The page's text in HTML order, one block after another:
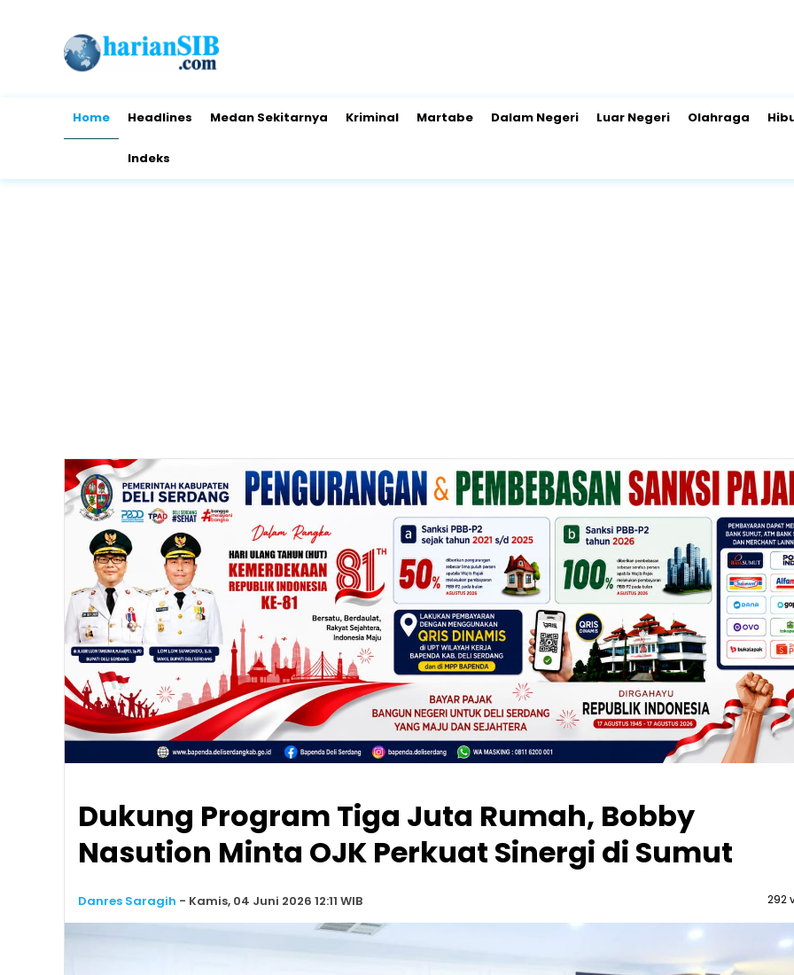
Home Headlines Medan Sekitarnya Kriminal Martabe Dalam Negeri Luar Negeri Olahraga
Indeks
Dukung Program Tiga Juta Rumah, Bobby
Nasution Minta OJK Perkuat Sinergi di Sumut
Danres Saragih - Kamis, 04 Juni 2026 12:11 WIB 292